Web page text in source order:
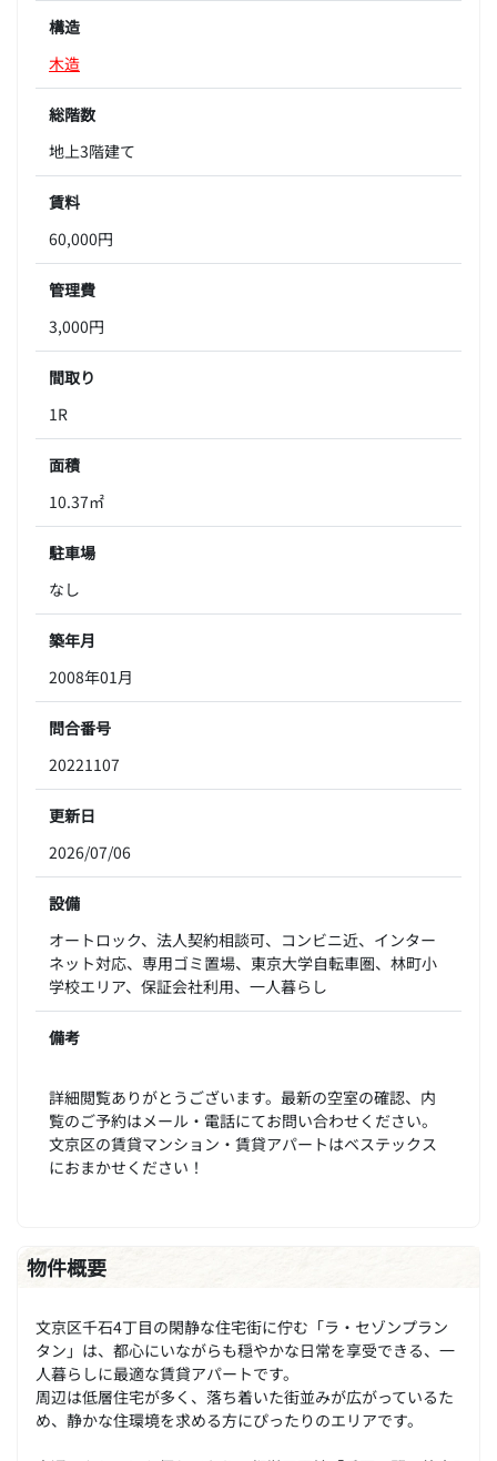
構造
木造
総階数
地上3階建て
賃料
60,000円
管理費
3,000円
間取り
1R
面積
10.37㎡
駐車場
なし
築年月
2008年01月
問合番号
20221107
更新日
2026/07/06
設備
オートロック、法人契約相談可、コンビニ近、インター
ネット対応、専用ゴミ置場、東京大学自転車圏、林町小
学校エリア、保証会社利用、一人暮らし
備考
詳細閲覧ありがとうございます。最新の空室の確認、内
覧のご予約はメール・電話にてお問い合わせください。
文京区の賃貸マンション・賃貸アパートはベステックス
におまかせください！
物件概要
文京区千石4丁目の閑静な住宅街に佇む「ラ・セゾンプラン
タン」は、都心にいながらも穏やかな日常を享受できる、一
人暮らしに最適な賃貸アパートです。
周辺は低層住宅が多く、落ち着いた街並みが広がっているた
め、静かな住環境を求める方にぴったりのエリアです。